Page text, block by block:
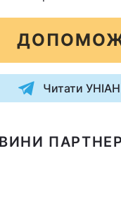
Читати